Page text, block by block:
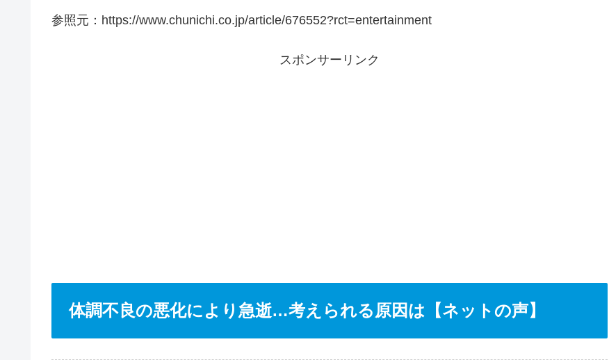
参照元：https://www.chunichi.co.jp/article/676552?rct=entertainment
スポンサーリンク
体調不良の悪化により急逝…考えられる原因は【ネットの声】